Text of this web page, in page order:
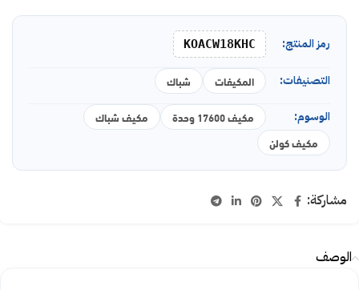
رمز المنتج: KOACW18KHC
التصنيفات: المكيفات شباك
الوسوم: مكيف 17600 وحدة
مكيف شباك
مكيف كولن
مشاركة:
الوصف